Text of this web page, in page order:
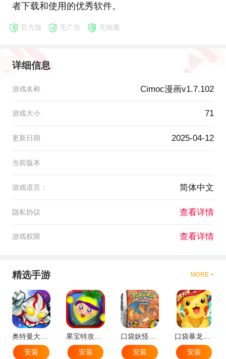
者下载和使用的优秀软件。
官方版 无广告 无病毒
详细信息
游戏名称 Cimoc漫画v1.7.102
游戏大小 71
更新日期 2025-04-12
当前版本
游戏语言： 简体中文
隐私协议 查看详情
游戏权限 查看详情
精选手游 MORE +
奥特曼大战小怪兽
安装
果宝特攻机甲英雄
安装
口袋妖怪：火红802 2.1汉化版
安装
口袋暴龙送VIP18手机版
安装